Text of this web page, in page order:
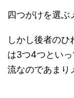
四つがけを選ぶ
しかし後者の
は3つ4つとい
流なのであまり